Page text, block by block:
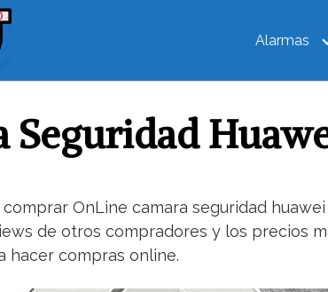
Alarmas
Seguridad
OnLine camara seguridad
de otros compradores y los precios
hacer compras online.